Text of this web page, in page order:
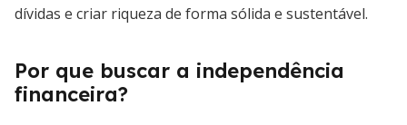
dívidas e criar riqueza de forma sólida e sustentável.
Por que buscar a independência
financeira?